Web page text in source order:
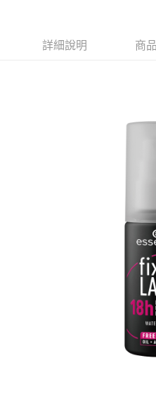
【注意事項】
１．透過由恩沛科技股份有限公司
詳細說明 商